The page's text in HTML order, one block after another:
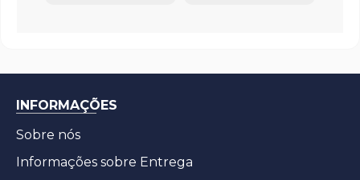
INFORMAÇÕES
Sobre nós
Informações sobre Entrega